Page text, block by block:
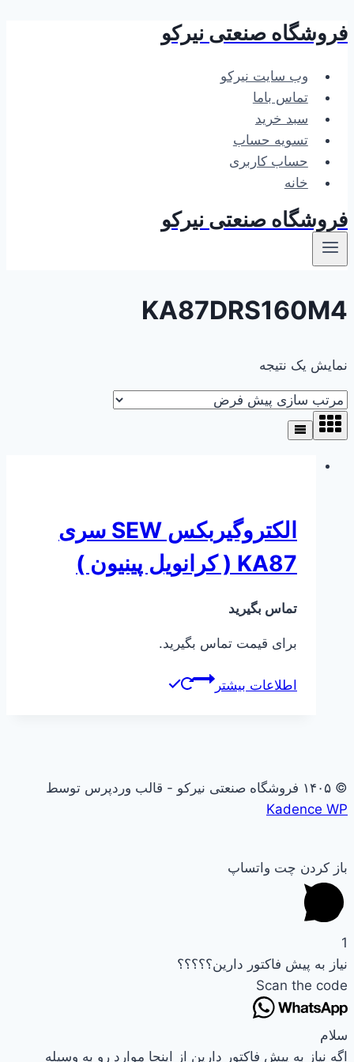
بازگشت
محتوا
فروشگاه صنعتی نیرکو
وب سایت نیرکو
تماس باما
سبد خرید
تسویه حساب
حساب کاربری
خانه
فروشگاه صنعتی نیرکو
KA87DRS160M4
نمایش یک نتیجه
الکتروگیربکس SEW سری
KA87 ( کرانویل پینیون )
تماس بگیرید
برای قیمت تماس بگیرید.
اطلاعات بیشتر
© ۱۴۰۵ فروشگاه صنعتی نیرکو - قالب وردپرس توسط
Kadence WP
باز کردن چت واتساپ
1
نیاز به پیش فاکتور دارین؟؟؟؟؟
Scan the code
سلام
اگه نیاز به پیش فاکتور دارین از اینجا موارد رو به وسیله